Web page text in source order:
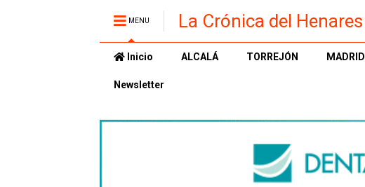
MENU La Crónica del Henares
Inicio ALCALÁ TORREJÓN MADRID
Newsletter